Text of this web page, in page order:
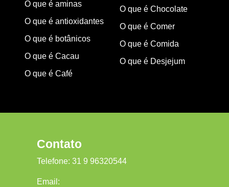
O que é aminas
O que é antioxidantes
O que é botânicos
O que é Cacau
O que é Café
O que é Chocolate
O que é Comer
O que é Comida
O que é Desjejum
Contato
Telefone: 31 9 96320544
Email: